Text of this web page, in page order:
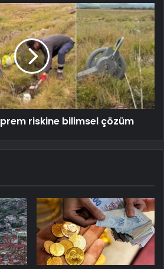
riskine bilimsel çözüm